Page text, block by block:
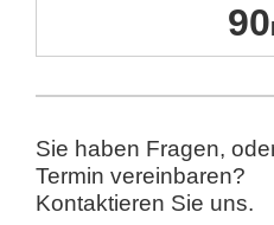
90
Sie haben Fragen,
Termin vereinbaren?
Kontaktieren Sie uns.